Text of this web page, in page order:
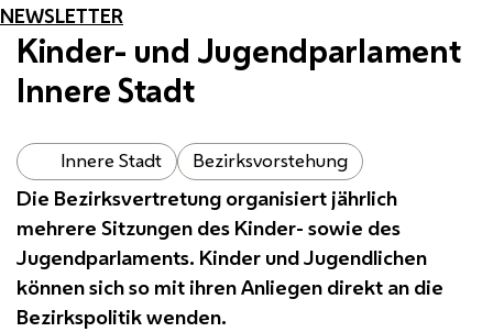
NEWSLETTER
Kinder- und Jugendparlament
Innere Stadt
Innere Stadt Bezirksvorstehung
Die Bezirksvertretung organisiert jährlich
mehrere Sitzungen des Kinder- sowie des
Jugendparlaments. Kinder und Jugendlichen
können sich so mit ihren Anliegen direkt an die
Bezirkspolitik wenden.